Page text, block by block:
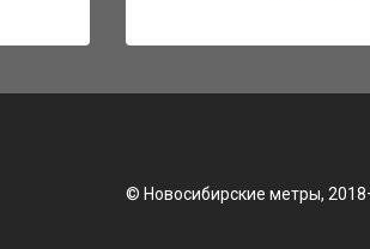
© Новосибирские метры,